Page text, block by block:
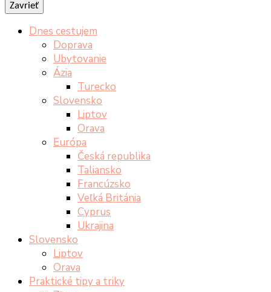
Zavrieť
Dnes cestujem
Doprava
Ubytovanie
Ázia
Turecko
Slovensko
Liptov
Orava
Európa
Česká republika
Taliansko
Francúzsko
Veľká Británia
Cyprus
Ukrajina
Slovensko
Liptov
Orava
Praktické tipy a triky